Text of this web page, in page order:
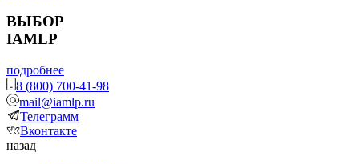
ВЫБОР
IAMLP
подробнее
8 (800) 700-41-98
mail@iamlp.ru
Телеграмм
Вконтакте
назад